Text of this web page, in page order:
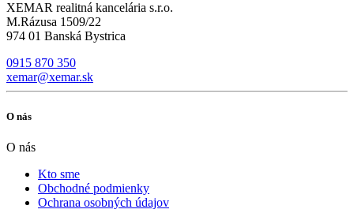
XEMAR realitná kancelária s.r.o.
M.Rázusa 1509/22
974 01 Banská Bystrica
0915 870 350
xemar@xemar.sk
O nás
O nás
Kto sme
Obchodné podmienky
Ochrana osobných údajov